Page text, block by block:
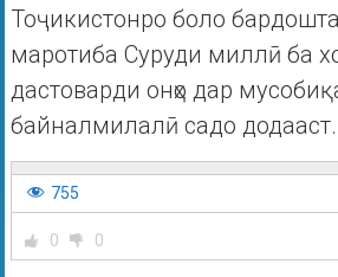
Тоҷикистонро боло
маротиба Суруди миллӣ ба
дастоварди онҳо дар
байналмилалӣ садо додааст.
755
0 0